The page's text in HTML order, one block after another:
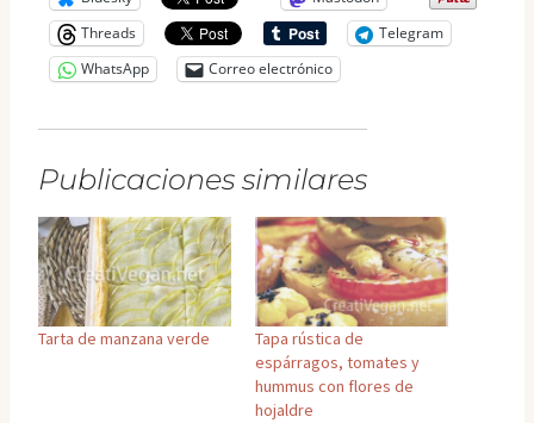
Threads
Telegram
WhatsApp
Correo electrónico
Publicaciones similares
Tarta de manzana verde
Tapa rústica de
espárragos, tomates y
hummus con flores de
hojaldre